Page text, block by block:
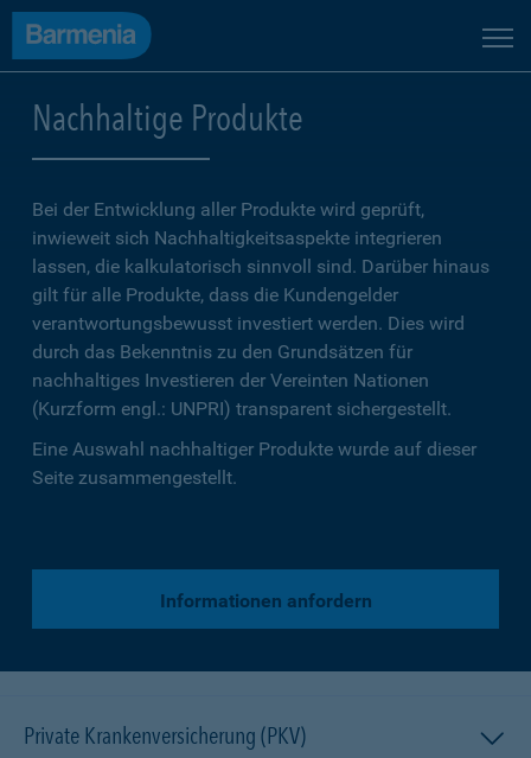
Nachhaltige Produkte
Bei der Entwicklung aller Produkte wird geprüft,
inwieweit sich Nachhaltigkeitsaspekte integrieren
lassen, die kalkulatorisch sinnvoll sind. Darüber hinaus
gilt für alle Produkte, dass die Kundengelder
verantwortungsbewusst investiert werden. Dies wird
durch das Bekenntnis zu den Grundsätzen für
nachhaltiges Investieren der Vereinten Nationen
(Kurzform engl.: UNPRI) transparent sichergestellt.
Eine Auswahl nachhaltiger Produkte wurde auf dieser
Seite zusammengestellt.
Informationen anfordern
Private Krankenversicherung (PKV)